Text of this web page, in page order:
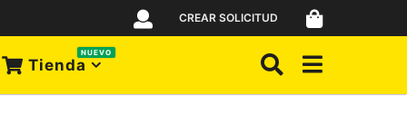
CREAR SOLICITUD
Tienda
NUEVO